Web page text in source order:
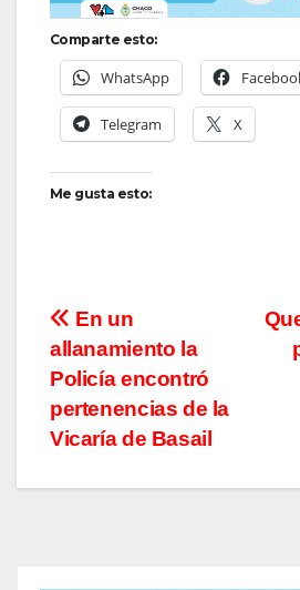
Comparte esto:
WhatsApp
Telegram X
Me gusta esto:
Navegación
de
entradas
En un
allanamiento la
Policía encontró
pertenencias de la
Vicaría de Basail